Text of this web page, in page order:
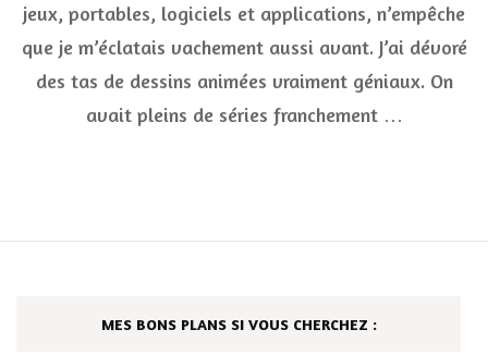
des
jeux, portables, logiciels et applications, n’empêche
que je m’éclatais vachement aussi avant. J’ai dévoré
des tas de dessins animées vraiment géniaux. On
avait pleins de séries franchement …
MES BONS PLANS SI VOUS CHERCHEZ :